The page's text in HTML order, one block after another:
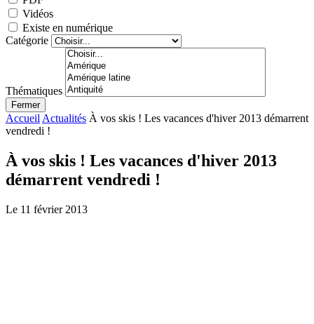
Vidéos
Existe en numérique
Catégorie
Thématiques
Fermer
Accueil Actualités À vos skis ! Les vacances d'hiver 2013 démarrent
vendredi !
À vos skis ! Les vacances d'hiver 2013
démarrent vendredi !
Le 11 février 2013